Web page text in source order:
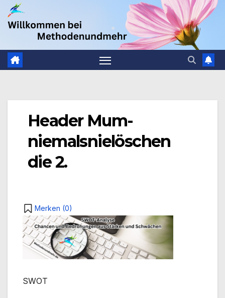
Zum
Inhalt
.
Header Mum-
niemalsnielöschen
die 2.
Merken (0)
SWOT